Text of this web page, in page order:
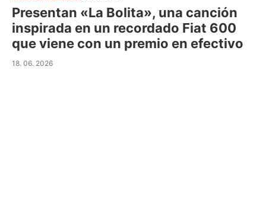
Presentan «La Bolita», una canción
inspirada en un recordado Fiat 600
que viene con un premio en efectivo
18. 06. 2026